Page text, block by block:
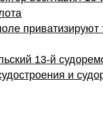
приватизируют
13-й
и